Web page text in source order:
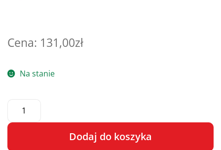
131,00zł
Na stanie
Dodaj do koszyka